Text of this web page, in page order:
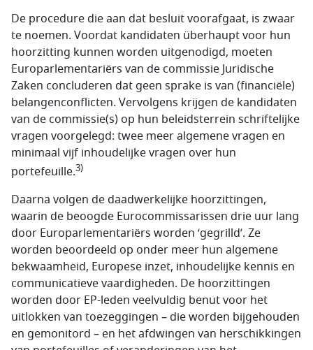
De procedure die aan dat besluit voorafgaat, is zwaar
te noemen. Voordat kandidaten überhaupt voor hun
hoorzitting kunnen worden uitgenodigd, moeten
Europarlementariërs van de commissie Juridische
Zaken concluderen dat geen sprake is van (financiële)
belangenconflicten. Vervolgens krijgen de kandidaten
van de commissie(s) op hun beleidsterrein schriftelijke
vragen voorgelegd: twee meer algemene vragen en
minimaal vijf inhoudelijke vragen over hun
portefeuille.3)
Daarna volgen de daadwerkelijke hoorzittingen,
waarin de beoogde Eurocommissarissen drie uur lang
door Europarlementariërs worden ‘gegrilld’. Ze
worden beoordeeld op onder meer hun algemene
bekwaamheid, Europese inzet, inhoudelijke kennis en
communicatieve vaardigheden. De hoorzittingen
worden door EP-leden veelvuldig benut voor het
uitlokken van toezeggingen – die worden bijgehouden
en gemonitord – en het afdwingen van herschikkingen